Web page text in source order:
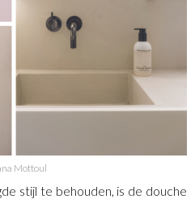
Mottoul
stijl te behouden, is de douche